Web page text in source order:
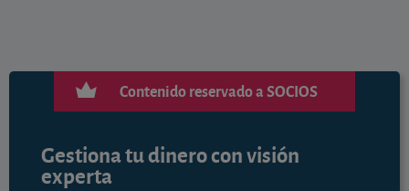
Contenido reservado a SOCIOS
Gestiona tu dinero con visión
experta